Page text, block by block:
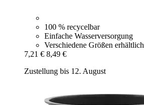
100 % recycelbar
Einfache Wasserversorgung
Verschiedene Größen erhältlich
7,21 € 8,49 €
Zustellung bis 12. August